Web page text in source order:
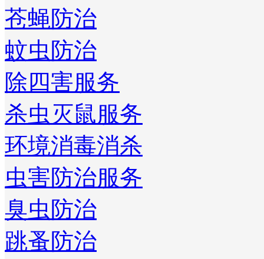
苍蝇防治
蚊虫防治
除四害服务
杀虫灭鼠服务
环境消毒消杀
虫害防治服务
臭虫防治
跳蚤防治